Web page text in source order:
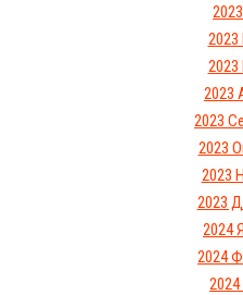
2023
2023
2023
2023
2023
2024
2024